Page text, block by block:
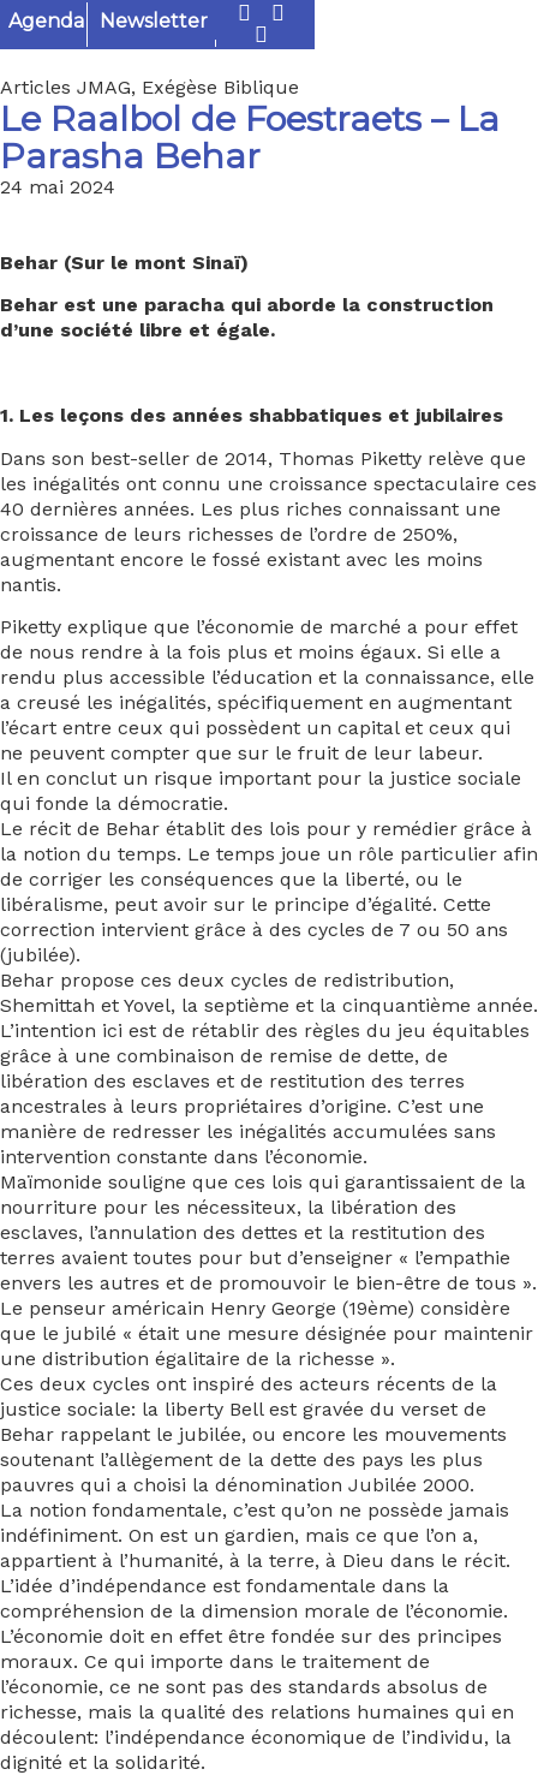
Agenda Newsletter
Articles JMAG, Exégèse Biblique
Le Raalbol de Foestraets – La
Parasha Behar
24 mai 2024
Behar (Sur le mont Sinaï)
Behar est une paracha qui aborde la construction
d’une société libre et égale.
1. Les leçons des années shabbatiques et jubilaires
Dans son best-seller de 2014, Thomas Piketty relève que
les inégalités ont connu une croissance spectaculaire ces
40 dernières années. Les plus riches connaissant une
croissance de leurs richesses de l’ordre de 250%,
augmentant encore le fossé existant avec les moins
nantis.
Piketty explique que l’économie de marché a pour effet
de nous rendre à la fois plus et moins égaux. Si elle a
rendu plus accessible l’éducation et la connaissance, elle
a creusé les inégalités, spécifiquement en augmentant
l’écart entre ceux qui possèdent un capital et ceux qui
ne peuvent compter que sur le fruit de leur labeur.
Il en conclut un risque important pour la justice sociale
qui fonde la démocratie.
Le récit de Behar établit des lois pour y remédier grâce à
la notion du temps. Le temps joue un rôle particulier afin
de corriger les conséquences que la liberté, ou le
libéralisme, peut avoir sur le principe d’égalité. Cette
correction intervient grâce à des cycles de 7 ou 50 ans
(jubilée).
Behar propose ces deux cycles de redistribution,
Shemittah et Yovel, la septième et la cinquantième année.
L’intention ici est de rétablir des règles du jeu équitables
grâce à une combinaison de remise de dette, de
libération des esclaves et de restitution des terres
ancestrales à leurs propriétaires d’origine. C’est une
manière de redresser les inégalités accumulées sans
intervention constante dans l’économie.
Maïmonide souligne que ces lois qui garantissaient de la
nourriture pour les nécessiteux, la libération des
esclaves, l’annulation des dettes et la restitution des
terres avaient toutes pour but d’enseigner « l’empathie
envers les autres et de promouvoir le bien-être de tous ».
Le penseur américain Henry George (19ème) considère
que le jubilé « était une mesure désignée pour maintenir
une distribution égalitaire de la richesse ».
Ces deux cycles ont inspiré des acteurs récents de la
justice sociale: la liberty Bell est gravée du verset de
Behar rappelant le jubilée, ou encore les mouvements
soutenant l’allègement de la dette des pays les plus
pauvres qui a choisi la dénomination Jubilée 2000.
La notion fondamentale, c’est qu’on ne possède jamais
indéfiniment. On est un gardien, mais ce que l’on a,
appartient à l’humanité, à la terre, à Dieu dans le récit.
L’idée d’indépendance est fondamentale dans la
compréhension de la dimension morale de l’économie.
L’économie doit en effet être fondée sur des principes
moraux. Ce qui importe dans le traitement de
l’économie, ce ne sont pas des standards absolus de
richesse, mais la qualité des relations humaines qui en
découlent: l’indépendance économique de l’individu, la
dignité et la solidarité.